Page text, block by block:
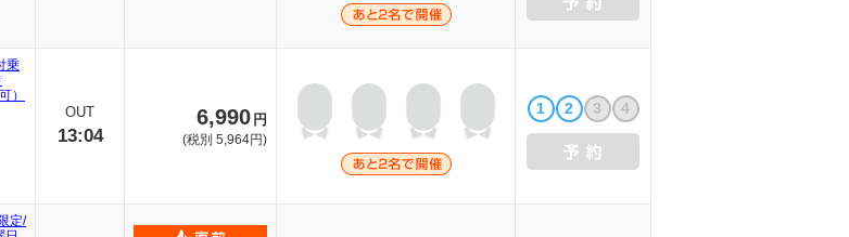
乗
）
OUT
13:04
6,990円
(税別 5,964円)
1 2 3 4
定/